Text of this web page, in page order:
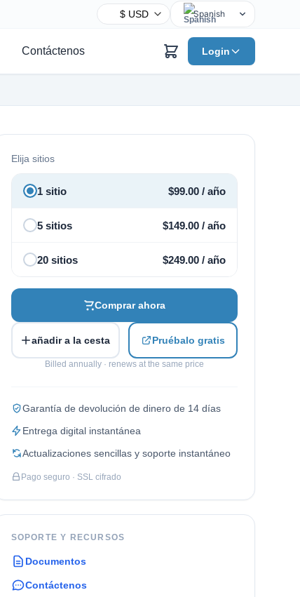
Spanish
English
Chinese
Russian
Indonesian
Turkish
Vietnamese
Contáctenos Login
Elija sitios
1 sitio $99.00 / año
5 sitios $149.00 / año
20 sitios $249.00 / año
Comprar ahora
añadir a la cesta Pruébalo gratis
Billed annually · renews at the same price
Garantía de devolución de dinero de 14 días
Entrega digital instantánea
Actualizaciones sencillas y soporte instantáneo
Pago seguro · SSL cifrado
SOPORTE Y RECURSOS
Documentos
Contáctenos